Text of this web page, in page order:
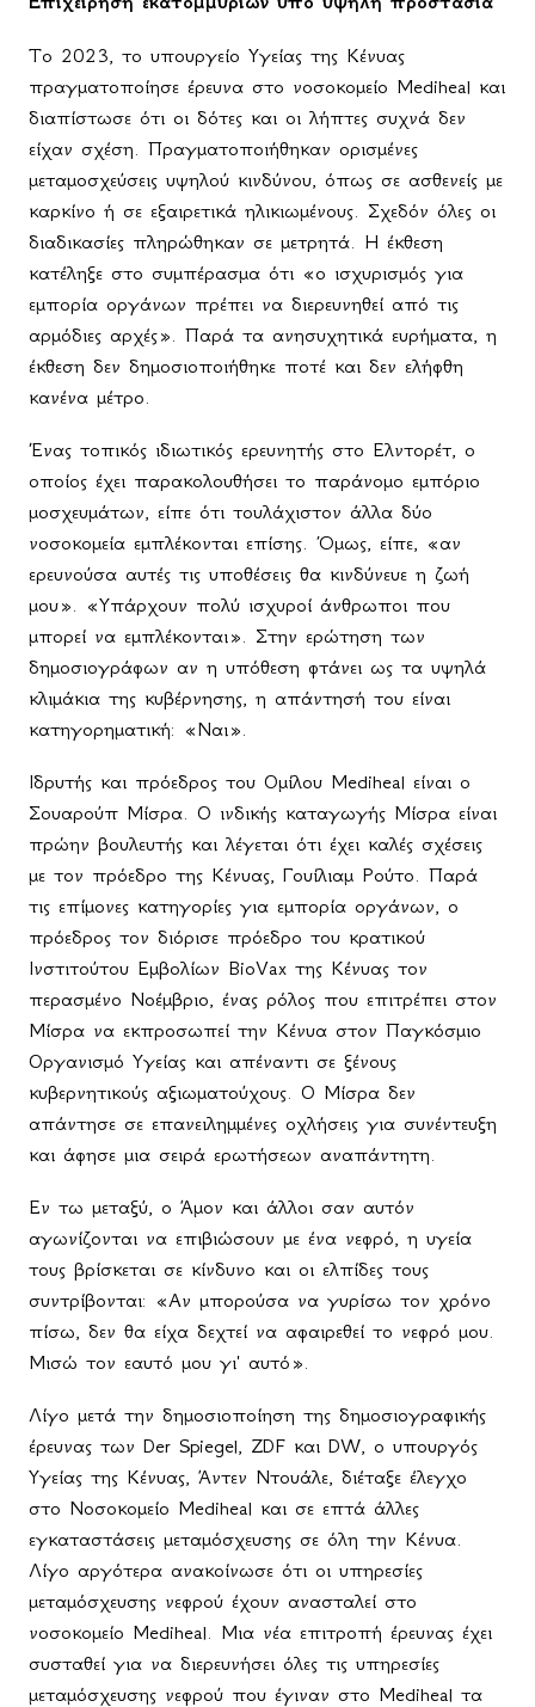
Το 2023, το υπουργείο Υγείας της Κένυας
πραγματοποίησε έρευνα στο νοσοκομείο Mediheal και
διαπίστωσε ότι οι δότες και οι λήπτες συχνά δεν
είχαν σχέση. Πραγματοποιήθηκαν ορισμένες
μεταμοσχεύσεις υψηλού κινδύνου, όπως σε ασθενείς με
καρκίνο ή σε εξαιρετικά ηλικιωμένους. Σχεδόν όλες οι
διαδικασίες πληρώθηκαν σε μετρητά. Η έκθεση
κατέληξε στο συμπέρασμα ότι «ο ισχυρισμός για
εμπορία οργάνων πρέπει να διερευνηθεί από τις
αρμόδιες αρχές». Παρά τα ανησυχητικά ευρήματα, η
έκθεση δεν δημοσιοποιήθηκε ποτέ και δεν ελήφθη
κανένα μέτρο.
Ένας τοπικός ιδιωτικός ερευνητής στο Ελντορέτ, ο
οποίος έχει παρακολουθήσει το παράνομο εμπόριο
μοσχευμάτων, είπε ότι τουλάχιστον άλλα δύο
νοσοκομεία εμπλέκονται επίσης. Όμως, είπε, «αν
ερευνούσα αυτές τις υποθέσεις θα κινδύνευε η ζωή
μου». «Υπάρχουν πολύ ισχυροί άνθρωποι που
μπορεί να εμπλέκονται». Στην ερώτηση των
δημοσιογράφων αν η υπόθεση φτάνει ως τα υψηλά
κλιμάκια της κυβέρνησης, η απάντησή του είναι
κατηγορηματική: «Ναι».
Ιδρυτής και πρόεδρος του Ομίλου Mediheal είναι ο
Σουαρούπ Μίσρα. Ο ινδικής καταγωγής Μίσρα είναι
πρώην βουλευτής και λέγεται ότι έχει καλές σχέσεις
με τον πρόεδρο της Κένυας, Γουίλιαμ Ρούτο. Παρά
τις επίμονες κατηγορίες για εμπορία οργάνων, ο
πρόεδρος τον διόρισε πρόεδρο του κρατικού
Ινστιτούτου Εμβολίων BioVax της Κένυας τον
περασμένο Νοέμβριο, ένας ρόλος που επιτρέπει στον
Μίσρα να εκπροσωπεί την Κένυα στον Παγκόσμιο
Οργανισμό Υγείας και απέναντι σε ξένους
κυβερνητικούς αξιωματούχους. Ο Μίσρα δεν
απάντησε σε επανειλημμένες οχλήσεις για συνέντευξη
και άφησε μια σειρά ερωτήσεων αναπάντητη.
Εν τω μεταξύ, ο Άμον και άλλοι σαν αυτόν
αγωνίζονται να επιβιώσουν με ένα νεφρό, η υγεία
τους βρίσκεται σε κίνδυνο και οι ελπίδες τους
συντρίβονται: «Αν μπορούσα να γυρίσω τον χρόνο
πίσω, δεν θα είχα δεχτεί να αφαιρεθεί το νεφρό μου.
Μισώ τον εαυτό μου γι' αυτό».
Λίγο μετά την δημοσιοποίηση της δημοσιογραφικής
έρευνας των Der Spiegel, ZDF και DW, ο υπουργός
Υγείας της Κένυας, Άντεν Ντουάλε, διέταξε έλεγχο
στο Νοσοκομείο Mediheal και σε επτά άλλες
εγκαταστάσεις μεταμόσχευσης σε όλη την Κένυα.
Λίγο αργότερα ανακοίνωσε ότι οι υπηρεσίες
μεταμόσχευσης νεφρού έχουν ανασταλεί στο
νοσοκομείο Mediheal. Μια νέα επιτροπή έρευνας έχει
συσταθεί για να διερευνήσει όλες τις υπηρεσίες
μεταμόσχευσης νεφρού που έγιναν στο Mediheal τα